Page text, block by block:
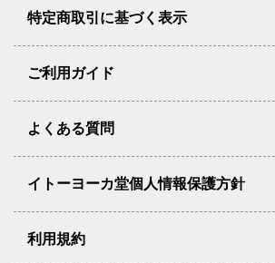
特定商取引に基づく表示
ご利用ガイド
よくある質問
イトーヨーカ堂個人情報保護方針
利用規約